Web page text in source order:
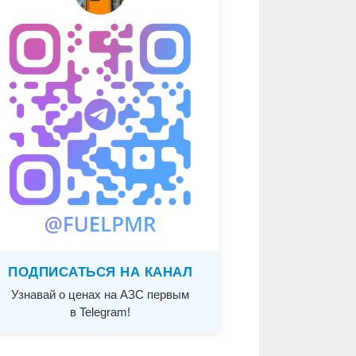
ПОДПИСАТЬСЯ НА КАНАЛ
Узнавай о ценах на АЗС первым
в Telegram!